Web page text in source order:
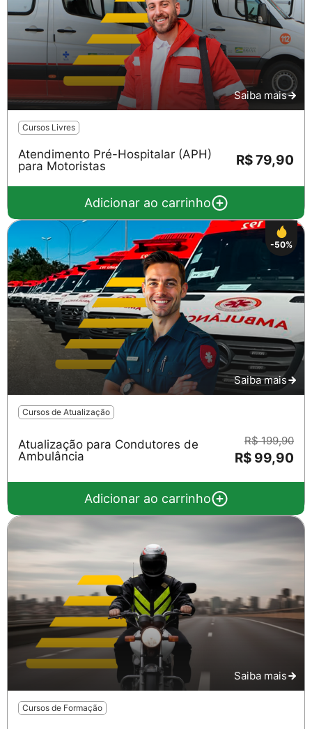
Salvar
Saiba mais
Cursos Livres
Atendimento Pré-Hospitalar (APH)
para Motoristas
R$ 79,90
Adicionar ao carrinho
-50%
Saiba mais
Cursos de Atualização
Atualização para Condutores de
Ambulância
R$ 199,90
R$ 99,90
Adicionar ao carrinho
Saiba mais
Cursos de Formação